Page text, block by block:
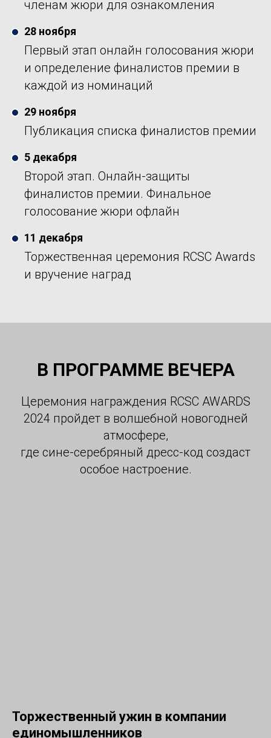
членам жюри для ознакомления
28 ноября
Первый этап онлайн голосования жюри
и определение финалистов премии в
каждой из номинаций
29 ноября
Публикация списка финалистов премии
5 декабря
Второй этап. Онлайн-защиты
финалистов премии. Финальное
голосование жюри офлайн
11 декабря
Торжественная церемония RCSC Awards
и вручение наград
В ПРОГРАММЕ ВЕЧЕРА
Церемония награждения RCSC AWARDS
2024 пройдет в волшебной новогодней
атмосфере,
где сине-серебряный дресс-код создаст
особое настроение.
Торжественный ужин в компании
единомышленников